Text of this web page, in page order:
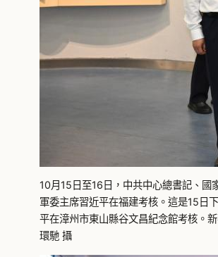
10月15日至16日，中共中心總書記、國
軍委主席習近平在福建考核。這是15日
平在漳州市東山縣谷文昌紀念館考核。
環馳 攝